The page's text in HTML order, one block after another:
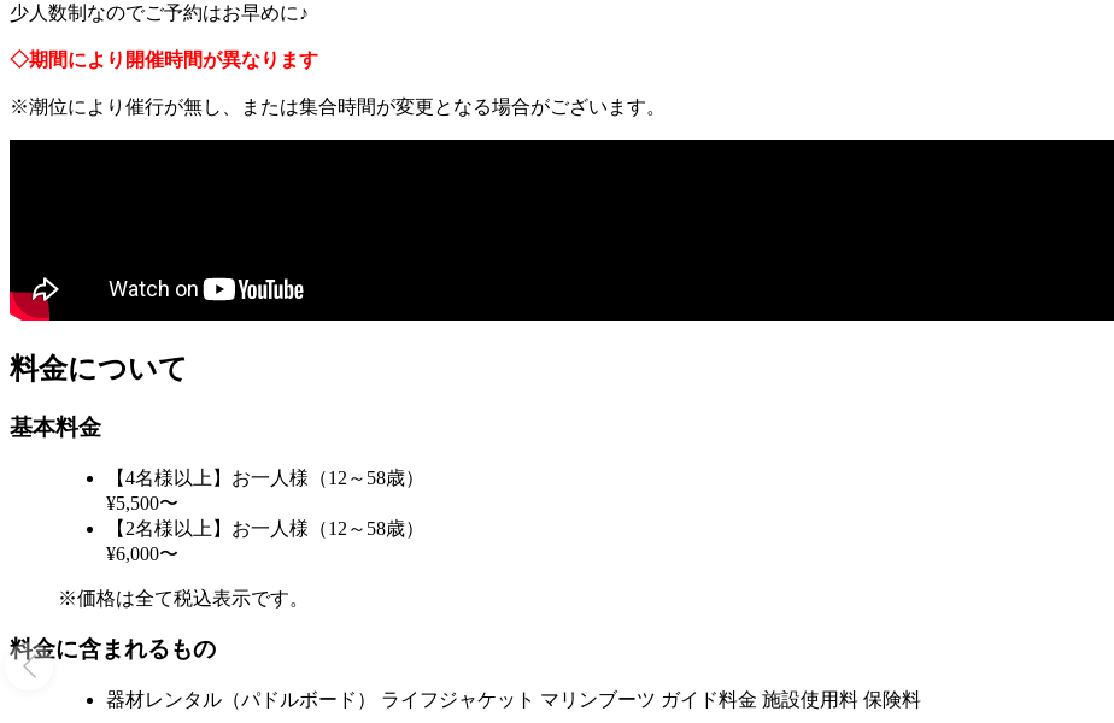
少人数制なのでご予約はお早めに♪
◇期間により開催時間が異なります
※潮位により催行が無し、または集合時間が変更となる場合がございます。
料金について
基本料金
【4名様以上】お一人様（12～58歳）
¥5,500〜
【2名様以上】お一人様（12～58歳）
¥6,000〜
※価格は全て税込表示です。
料金に含まれるもの
器材レンタル（パドルボード） ライフジャケット マリンブーツ ガイド料金 施設使用料 保険料